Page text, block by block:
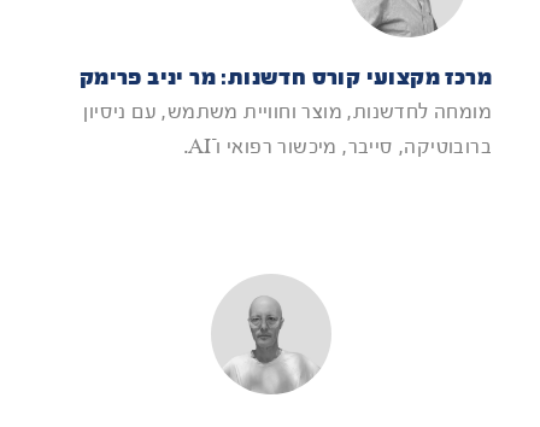
מרכז מקצועי קורס חדשנות: מר יניב פרימק
מומחה לחדשנות, מוצר וחוויית משתמש, עם ניסיון
ברובוטיקה, סייבר, מיכשור רפואי ו־AI.